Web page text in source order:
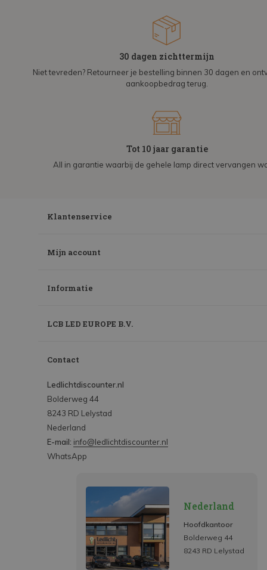
30 dagen zichttermijn
Niet tevreden? Retourneer je bestelling binnen 30 dagen en
aankoopbedrag terug.
Tot 10 jaar garantie
All in garantie waarbij de gehele lamp direct vervangen
Klantenservice
Mijn account
Informatie
LCB LED EUROPE B.V.
Contact
Ledlichtdiscounter.nl
Bolderweg 44
8243 RD Lelystad
Nederland
E-mail: info@ledlichtdiscounter.nl
WhatsApp
Nederland
Hoofdkantoor
Bolderweg 44
8243 RD Lelystad